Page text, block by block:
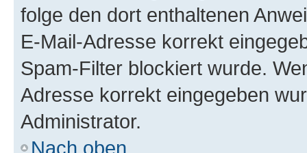
folge den dort enthaltenen
E-Mail-Adresse korrekt
Spam-Filter blockiert wurde.
Adresse korrekt eingegeben
Administrator.
Nach oben